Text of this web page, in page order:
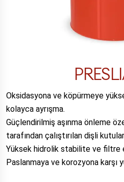
Oksidasyona ve köpürmeye
kolayca ayrışma.
Güçlendirilmiş aşınma önleme
tarafından çalıştırılan dişli
Yüksek hidrolik stabilite ve filtre
Paslanmaya ve korozyona karşı